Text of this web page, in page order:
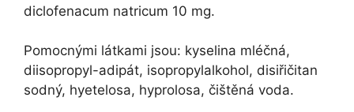
diclofenacum natricum 10 mg.
Pomocnými látkami jsou: kyselina mléčná,
diisopropyl-adipát, isopropylalkohol, disiřičitan
sodný, hyetelosa, hyprolosa, čištěná voda.